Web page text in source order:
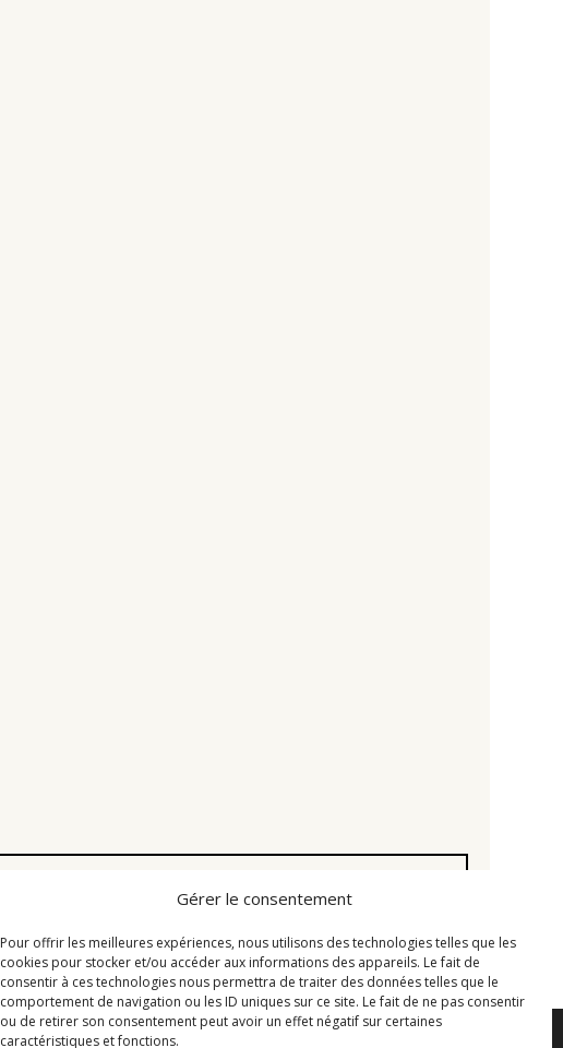
Gérer le consentement
Pour offrir les meilleures expériences, nous utilisons des technologies telles que les
cookies pour stocker et/ou accéder aux informations des appareils. Le fait de
consentir à ces technologies nous permettra de traiter des données telles que le
comportement de navigation ou les ID uniques sur ce site. Le fait de ne pas consentir
ou de retirer son consentement peut avoir un effet négatif sur certaines
caractéristiques et fonctions.
20001999199819971996